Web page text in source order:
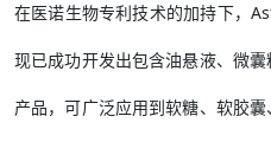
在医诺生物专利技术的加持下，
现已成功开发出包含油悬液、微
产品，可广泛应用到软糖、软胶